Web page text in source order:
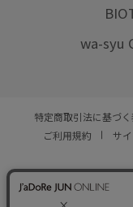
wa-syu
特定商取引法に基づ
ご利用規約
サ